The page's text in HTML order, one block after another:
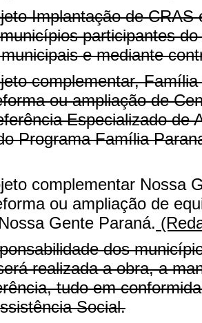
Implantação de
participantes
e mediante
complementar,
ou ampliação de
Especializado de
Programa Família
complementar Nossa
ou ampliação de
Gente Paraná.
dos
realizada a obra, a
tudo em
Social.